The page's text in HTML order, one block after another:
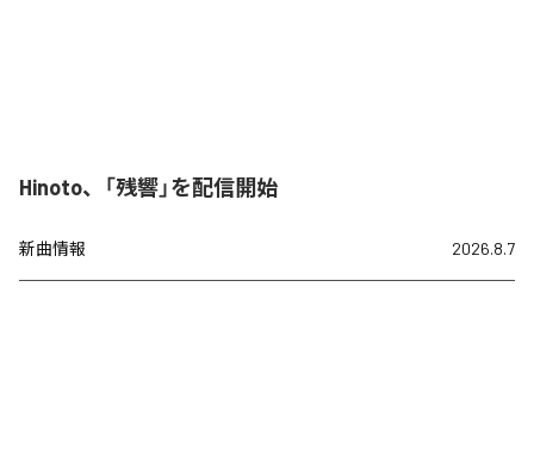
Hinoto、「残響」を配信開始
新曲情報 2026.8.7